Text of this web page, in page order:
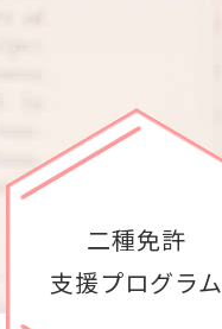
二種免許
支援プログラム